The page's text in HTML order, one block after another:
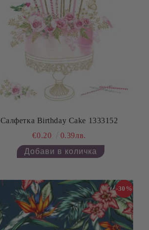
Салфетка Birthday Cake 1333152
€0.20
0.39лв.
-30%